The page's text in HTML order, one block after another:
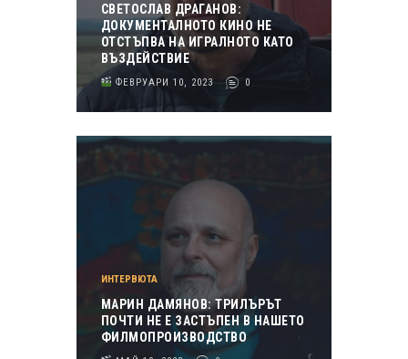
СВЕТОСЛАВ ДРАГАНОВ:
ДОКУМЕНТАЛНОТО КИНО НЕ
ОТСТЪПВА НА ИГРАЛНОТО КАТО
ВЪЗДЕЙСТВИЕ
ФЕВРУАРИ 10, 2023 0
ИНТЕРВЮТА
МАРИН ДАМЯНОВ: ТРИЛЪРЪТ
ПОЧТИ НЕ Е ЗАСТЪПЕН В НАШЕТО
ФИЛМОПРОИЗВОДСТВО